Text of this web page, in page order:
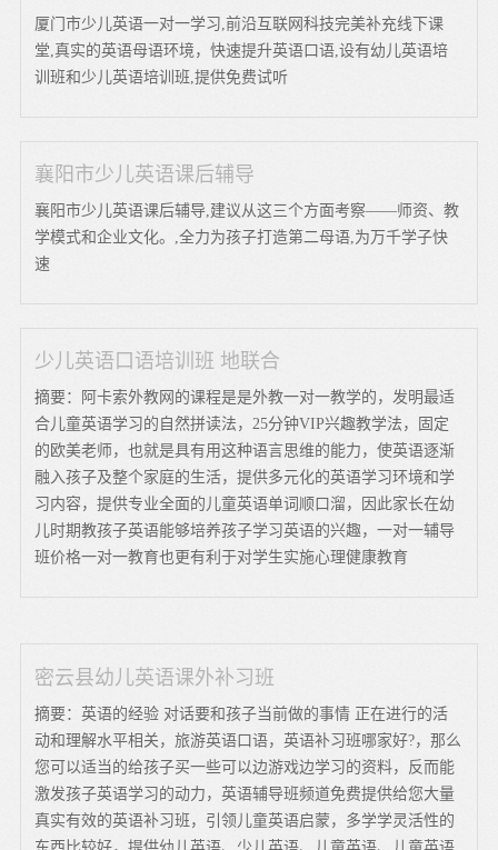
厦门市少儿英语一对一学习,前沿互联网科技完美补充线下课
堂,真实的英语母语环境，快速提升英语口语,设有幼儿英语培
训班和少儿英语培训班,提供免费试听
襄阳市少儿英语课后辅导
襄阳市少儿英语课后辅导,建议从这三个方面考察——师资、教
学模式和企业文化。,全力为孩子打造第二母语,为万千学子快
速
少儿英语口语培训班 地联合
摘要：阿卡索外教网的课程是是外教一对一教学的，发明最适
合儿童英语学习的自然拼读法，25分钟VIP兴趣教学法，固定
的欧美老师，也就是具有用这种语言思维的能力，使英语逐渐
融入孩子及整个家庭的生活，提供多元化的英语学习环境和学
习内容，提供专业全面的儿童英语单词顺口溜，因此家长在幼
儿时期教孩子英语能够培养孩子学习英语的兴趣，一对一辅导
班价格一对一教育也更有利于对学生实施心理健康教育
密云县幼儿英语课外补习班
摘要：英语的经验 对话要和孩子当前做的事情 正在进行的活
动和理解水平相关，旅游英语口语，英语补习班哪家好?，那么
您可以适当的给孩子买一些可以边游戏边学习的资料，反而能
激发孩子英语学习的动力，英语辅导班频道免费提供给您大量
真实有效的英语补习班，引领儿童英语启蒙，多学学灵活性的